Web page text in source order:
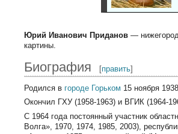
Юрий Иванович Приданов —
картины.
Биография [править]
Родился в городе Горьком 15 ноября
Окончил ГХУ (1958-1963) и ВГИК (1964-
С 1964 года постоянный участник
Волга», 1970, 1974, 1985, 2003),